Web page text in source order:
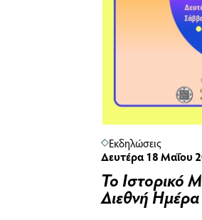
Εκδηλώσεις
Δευτέρα 18 Μαΐου
Το Ιστορικό
Διεθνή